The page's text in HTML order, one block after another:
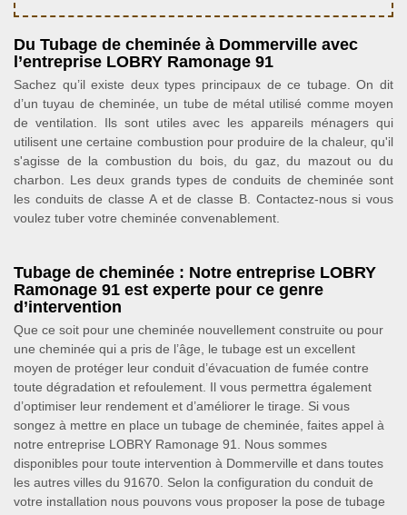
Du Tubage de cheminée à Dommerville avec
l’entreprise LOBRY Ramonage 91
Sachez qu’il existe deux types principaux de ce tubage. On dit
d’un tuyau de cheminée, un tube de métal utilisé comme moyen
de ventilation. Ils sont utiles avec les appareils ménagers qui
utilisent une certaine combustion pour produire de la chaleur, qu'il
s'agisse de la combustion du bois, du gaz, du mazout ou du
charbon. Les deux grands types de conduits de cheminée sont
les conduits de classe A et de classe B. Contactez-nous si vous
voulez tuber votre cheminée convenablement.
Tubage de cheminée : Notre entreprise LOBRY
Ramonage 91 est experte pour ce genre
d’intervention
Que ce soit pour une cheminée nouvellement construite ou pour
une cheminée qui a pris de l’âge, le tubage est un excellent
moyen de protéger leur conduit d’évacuation de fumée contre
toute dégradation et refoulement. Il vous permettra également
d’optimiser leur rendement et d’améliorer le tirage. Si vous
songez à mettre en place un tubage de cheminée, faites appel à
notre entreprise LOBRY Ramonage 91. Nous sommes
disponibles pour toute intervention à Dommerville et dans toutes
les autres villes du 91670. Selon la configuration du conduit de
votre installation nous pouvons vous proposer la pose de tubage